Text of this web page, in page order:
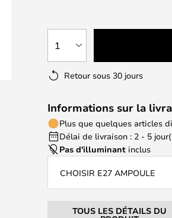
1
Retour sous 30 jours
Informations sur la
Plus que quelques articles
Délai de livraison : 2 - 5
Pas d'illuminant inclus
CHOISIR E27 AMPOULE
TOUS LES DÉTAILS DU